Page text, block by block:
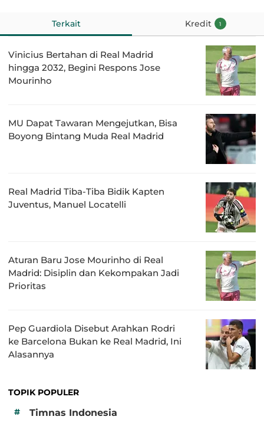
Terkait Kredit 1
Vinicius Bertahan di Real Madrid
hingga 2032, Begini Respons Jose
Mourinho
MU Dapat Tawaran Mengejutkan, Bisa
Boyong Bintang Muda Real Madrid
Real Madrid Tiba-Tiba Bidik Kapten
Juventus, Manuel Locatelli
Aturan Baru Jose Mourinho di Real
Madrid: Disiplin dan Kekompakan Jadi
Prioritas
Pep Guardiola Disebut Arahkan Rodri
ke Barcelona Bukan ke Real Madrid, Ini
Alasannya
TOPIK POPULER
#
Timnas Indonesia